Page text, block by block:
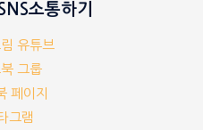
소통하기
유튜브
그룹
페이지
그램